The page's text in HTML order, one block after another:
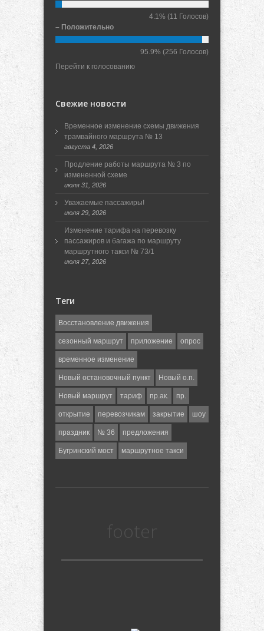
4.1% (11 Голосов)
– Положительно
95.9% (256 Голосов)
Перейти к голосованию
Свежие новости
Временное изменение схемы движения
трамвайного маршрута № 13
августа 4, 2026
Продление работы маршрута № 3 по
измененной схеме
июля 31, 2026
Уважаемые пассажиры!
июля 29, 2026
Изменение тарифа на перевозку
пассажиров и багажа по маршруту
маршрутного такси № 73/1
июля 27, 2026
Теги
Восстановление движения
сезонный маршрут приложение опрос
временное изменение
Новый остановочный пункт Новый о.п.
Новый маршрут тариф пр.ак. пр.
открытие перевозчикам закрытие шоу
праздник № 36 предложения
Бугринский мост маршрутное такси
footer